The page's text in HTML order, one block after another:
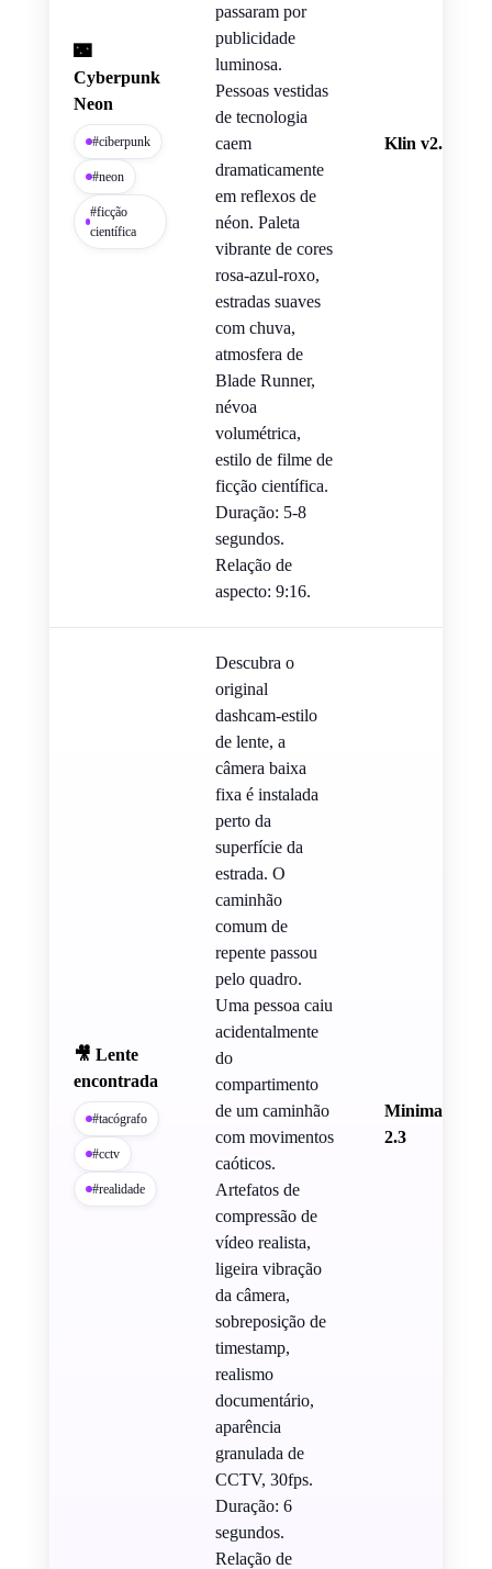
🌃
Cyberpunk
Neon
#ciberpunk
#neon
#ficção
científica
passaram por
publicidade
luminosa.
Pessoas vestidas
de tecnologia
caem
dramaticamente
em reflexos de
néon. Paleta
vibrante de cores
rosa-azul-roxo,
estradas suaves
com chuva,
atmosfera de
Blade Runner,
névoa
volumétrica,
estilo de filme de
ficção científica.
Duração: 5-8
segundos.
Relação de
aspecto: 9:16.
Klin v2.6
🎥 Lente
encontrada
#tacógrafo
#cctv
#realidade
Descubra o
original
dashcam-estilo
de lente, a
câmera baixa
fixa é instalada
perto da
superfície da
estrada. O
caminhão
comum de
repente passou
pelo quadro.
Uma pessoa caiu
acidentalmente
do
compartimento
de um caminhão
com movimentos
caóticos.
Artefatos de
compressão de
vídeo realista,
ligeira vibração
da câmera,
sobreposição de
timestamp,
realismo
documentário,
aparência
granulada de
CCTV, 30fps.
Duração: 6
segundos.
Relação de
Minimax
2.3